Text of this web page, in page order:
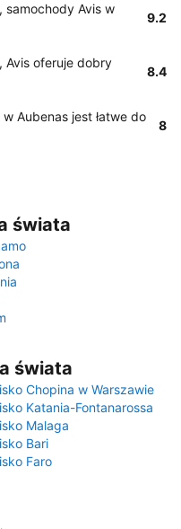
samochody Avis w
9.2
Avis oferuje dobry
8.4
Aubenas jest łatwe do
8
świata
świata
Chopina w Warszawie
Katania-Fontanarossa
Malaga
Bari
Faro